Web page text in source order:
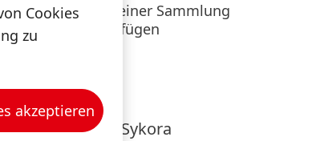
Zu meiner Sammlung
hinzufügen
Daniela Sykora
Cookies
zu
akzeptieren